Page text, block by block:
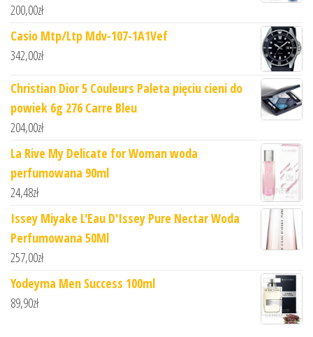
200,00zł
Casio Mtp/Ltp Mdv-107-1A1Vef
342,00zł
Christian Dior 5 Couleurs Paleta pięciu cieni do
powiek 6g 276 Carre Bleu
204,00zł
La Rive My Delicate for Woman woda
perfumowana 90ml
24,48zł
Issey Miyake L'Eau D'Issey Pure Nectar Woda
Perfumowana 50Ml
257,00zł
Yodeyma Men Success 100ml
89,90zł